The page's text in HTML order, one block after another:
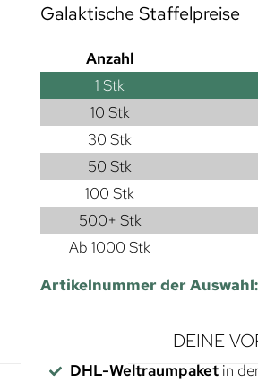
Galaktische Staffelpreise
Anzahl
1 Stk
10 Stk
30 Stk
50 Stk
100 Stk
500+ Stk
Ab 1000 Stk
Artikelnummer der Auswahl:
DEINE
DHL-Weltraumpaketin